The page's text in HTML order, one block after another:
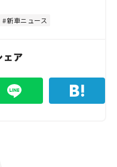
新車ニュース
ェア